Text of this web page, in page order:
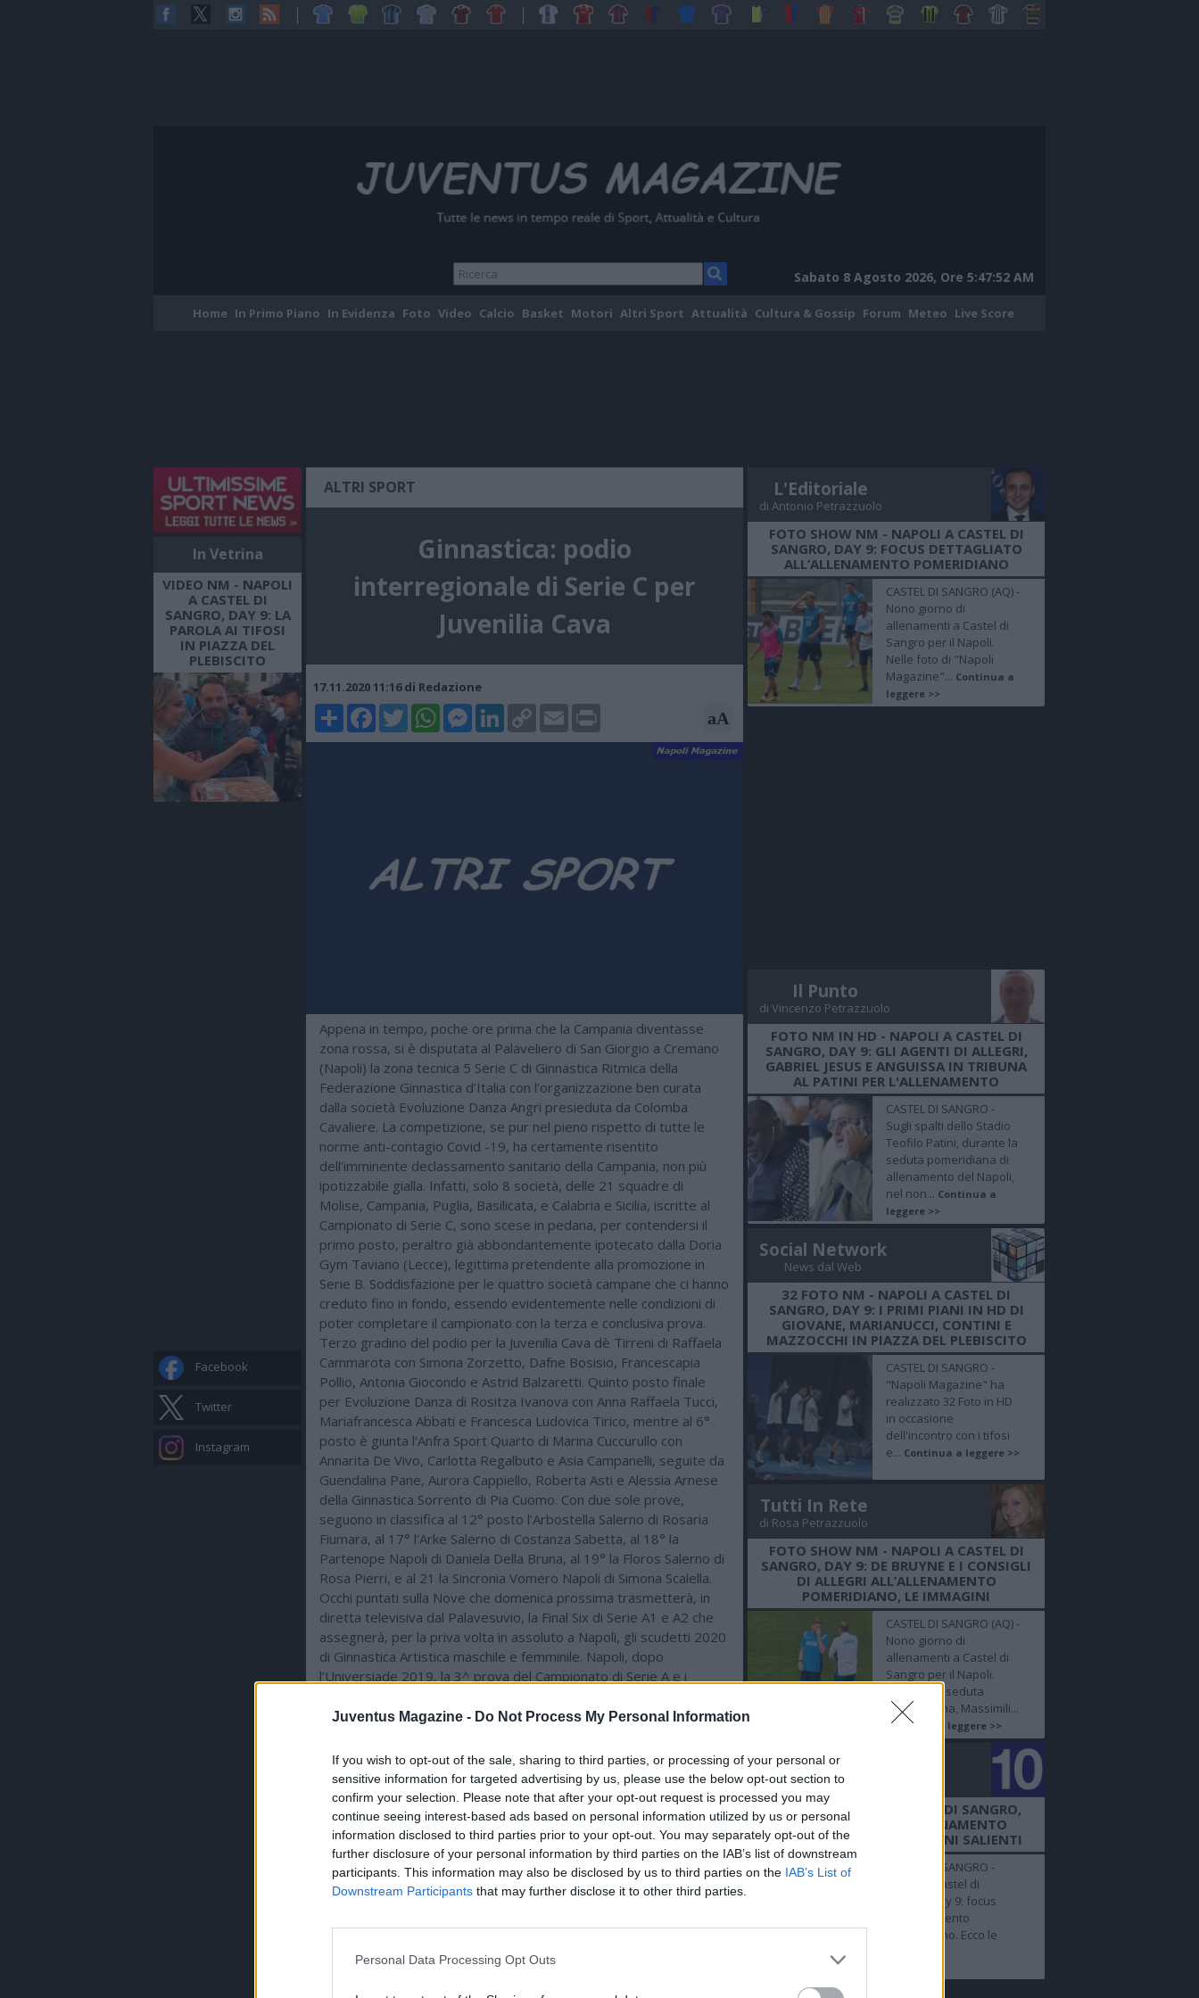
Juventus Magazine - Do Not Process My Personal Information
If you wish to opt-out of the sale, sharing to third parties, or processing of your personal or
sensitive information for targeted advertising by us, please use the below opt-out section to
confirm your selection. Please note that after your opt-out request is processed you may
continue seeing interest-based ads based on personal information utilized by us or personal
information disclosed to third parties prior to your opt-out. You may separately opt-out of the
further disclosure of your personal information by third parties on the IAB’s list of downstream
participants. This information may also be disclosed by us to third parties on the IAB’s List of
Downstream Participants that may further disclose it to other third parties.
Personal Data Processing Opt Outs
Sabato 8 Agosto 2026, Ore 5:47:53 AM
Home In Primo Piano In Evidenza Foto Video Calcio Basket Motori Altri Sport Attualità Cultura & Gossip Forum Meteo Live Score
In Vetrina
VIDEO NM - NAPOLI
A CASTEL DI
SANGRO, DAY 9: LA
PAROLA AI TIFOSI
IN PIAZZA DEL
PLEBISCITO
Facebook
Twitter
Instagram
ALTRI SPORT
Ginnastica: podio
interregionale di Serie C per
Juvenilia Cava
17.11.2020 11:16 di Redazione
ShareFacebookTwitterWhatsAppMessenger
LinkedIn
Copy
Link
Email Print aA
Appena in tempo, poche ore prima che la Campania diventasse
zona rossa, si è disputata al Palaveliero di San Giorgio a Cremano
(Napoli) la zona tecnica 5 Serie C di Ginnastica Ritmica della
Federazione Ginnastica d’Italia con l’organizzazione ben curata
dalla società Evoluzione Danza Angri presieduta da Colomba
Cavaliere. La competizione, se pur nel pieno rispetto di tutte le
norme anti-contagio Covid -19, ha certamente risentito
dell’imminente declassamento sanitario della Campania, non più
ipotizzabile gialla. Infatti, solo 8 società, delle 21 squadre di
Molise, Campania, Puglia, Basilicata, e Calabria e Sicilia, iscritte al
Campionato di Serie C, sono scese in pedana, per contendersi il
primo posto, peraltro già abbondantemente ipotecato dalla Doria
Gym Taviano (Lecce), legittima pretendente alla promozione in
Serie B. Soddisfazione per le quattro società campane che ci hanno
creduto fino in fondo, essendo evidentemente nelle condizioni di
poter completare il campionato con la terza e conclusiva prova.
Terzo gradino del podio per la Juvenilia Cava dè Tirreni di Raffaela
Cammarota con Simona Zorzetto, Dafne Bosisio, Francescapia
Pollio, Antonia Giocondo e Astrid Balzaretti. Quinto posto finale
per Evoluzione Danza di Rositza Ivanova con Anna Raffaela Tucci,
Mariafrancesca Abbati e Francesca Ludovica Tirico, mentre al 6°
posto è giunta l’Anfra Sport Quarto di Marina Cuccurullo con
Annarita De Vivo, Carlotta Regalbuto e Asia Campanelli, seguite da
Guendalina Pane, Aurora Cappiello, Roberta Asti e Alessia Arnese
della Ginnastica Sorrento di Pia Cuomo. Con due sole prove,
seguono in classifica al 12° posto l’Arbostella Salerno di Rosaria
Fiumara, al 17° l’Arke Salerno di Costanza Sabetta, al 18° la
Partenope Napoli di Daniela Della Bruna, al 19° la Floros Salerno di
Rosa Pierri, e al 21 la Sincronia Vomero Napoli di Simona Scalella.
Occhi puntati sulla Nove che domenica prossima trasmetterà, in
diretta televisiva dal Palavesuvio, la Final Six di Serie A1 e A2 che
assegnerà, per la priva volta in assoluto a Napoli, gli scudetti 2020
di Ginnastica Artistica maschile e femminile. Napoli, dopo
l’Universiade 2019, la 3^ prova del Campionato di Serie A e i
palcoscenico della Ginnastica con un’organizzazione che ha già
Grande Ginnastica dal Palavesuvio.
ULTIMISSIME ALTRI SPORT
15.02 18:08 - MILANO-CORTINA - La
Juventus scrive a Brignone:
"Un'impresa che resterà per sempre
Atp Finals: "Ogni partita di Sinner è un
L'Editoriale
di Antonio Petrazzuolo
FOTO SHOW NM - NAPOLI A CASTEL DI
SANGRO, DAY 9: FOCUS DETTAGLIATO
ALL’ALLENAMENTO POMERIDIANO
CASTEL DI SANGRO (AQ) -
Nono giorno di
allenamenti a Castel di
Sangro per il Napoli.
Nelle foto di "Napoli
Magazine"... Continua a
leggere >>
Il Punto
di Vincenzo Petrazzuolo
FOTO NM IN HD - NAPOLI A CASTEL DI
SANGRO, DAY 9: GLI AGENTI DI ALLEGRI,
GABRIEL JESUS E ANGUISSA IN TRIBUNA
AL PATINI PER L'ALLENAMENTO
CASTEL DI SANGRO -
Sugli spalti dello Stadio
Teofilo Patini, durante la
seduta pomeridiana di
allenamento del Napoli,
nel non... Continua a
leggere >>
Social Network
News dal Web
32 FOTO NM - NAPOLI A CASTEL DI
SANGRO, DAY 9: I PRIMI PIANI IN HD DI
GIOVANE, MARIANUCCI, CONTINI E
MAZZOCCHI IN PIAZZA DEL PLEBISCITO
CASTEL DI SANGRO -
"Napoli Magazine" ha
realizzato 32 Foto in HD
in occasione
dell'incontro con i tifosi
e... Continua a leggere >>
Tutti In Rete
di Rosa Petrazzuolo
FOTO SHOW NM - NAPOLI A CASTEL DI
SANGRO, DAY 9: DE BRUYNE E I CONSIGLI
DI ALLEGRI ALL’ALLENAMENTO
POMERIDIANO, LE IMMAGINI
CASTEL DI SANGRO (AQ) -
Nono giorno di
allenamenti a Castel di
Sangro per il Napoli.
Durante la seduta
pomeridiana, Massimili...
Continua a leggere >>
L'Angolo
del Numero 10
VIDEO - NAPOLI A CASTEL DI SANGRO,
DAY 9: FOCUS ALL'ALLENAMENTO
POMERIDIANO, LE IMMAGINI SALIENTI
CASTEL DI SANGRO -
Napoli a Castel di
Sangro, Day 9: focus
all'allenamento
pomeridiano. Ecco le